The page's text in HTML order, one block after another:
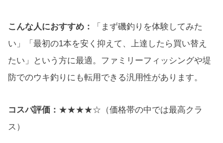
こんな人におすすめ：
「まず磯釣りを体験してみた
い」「最初の1本を安く抑えて、上達したら買い替え
たい」という方に最適。ファミリーフィッシングや堤
防でのウキ釣りにも転用できる汎用性があります。
コスパ評価： ★★★★☆（価格帯の中では最高クラ
ス）